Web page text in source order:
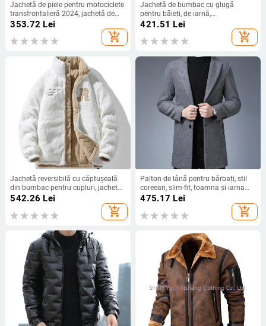
Jachetă de piele pentru motociclete
transfrontalieră 2024, jachetă de
piele pentru bărbați, jachetă de
culoare contrastantă, costum de
curse, la modă, brand, iubitori de
353.72 Lei
add_shopping_cart
Jachetă de bumbac cu glugă
pentru băieți, de iarnă,
transfrontalieră, de brand american
de modă, caldă, din bumbac,
potrivită pentru toate stilurile
421.51 Lei
add_shopping_cart
Jachetă reversibilă cu căptușeală
din bumbac pentru cupluri, jachetă
căptușită cu fleece pentru bărbați,
de iarnă, îngroșată și caldă, jachetă
la modă pentru studenți, cu
542.26 Lei
add_shopping_cart
Palton de lână pentru bărbați, stil
coreean, slim-fit, toamna și iarna
2021, trench de lungime medie, la
modă, pentru bărbați de vârstă
mijlocie, palton de lână
475.17 Lei
add_shopping_cart